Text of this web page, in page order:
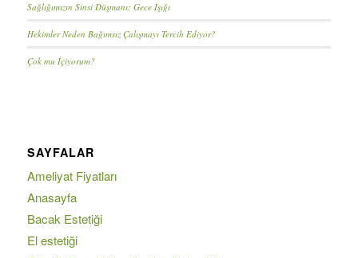
Sağlığımızın Sinsi Düşmanı: Gece Işığı
Hekimler Neden Bağımsız Çalışmayı Tercih Ediyor?
Çok mu İçiyorum?
SAYFALAR
Ameliyat Fiyatları
Anasayfa
Bacak Estetiği
El estetiği